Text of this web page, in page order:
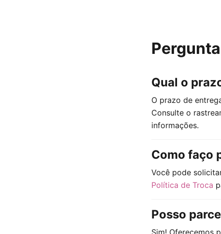
Qual o
O prazo de
Consulte o
informações.
Como faço
Você pode
Política de Troca
Posso
Sim! Oferecemos